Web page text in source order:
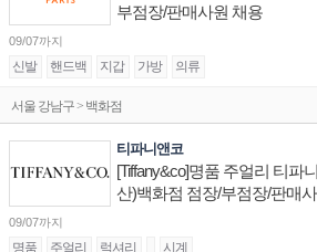
부점장/판매사원 채용
09/07까지
신발 핸드백 지갑 가방 의류
서울 강남구 > 백화점
티파니앤코
[Tiffany&co]명품 주얼리 티파
산)백화점 점장/부점장/판매
09/07까지
명품 주얼리 럭셔리 시계